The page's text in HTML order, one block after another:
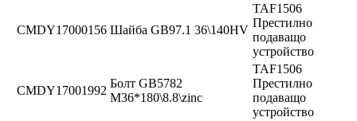
CMDY17000156 Шайба GB97.1 36\140HV
TAF1506
Престилно
подаващо
устройство
CMDY17001992
Болт GB5782
M36*180\8.8\zinc
TAF1506
Престилно
подаващо
устройство